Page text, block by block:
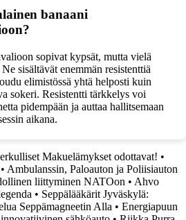
banaani
sopivat kypsät, mutta vielä
sisältävät enemmän resistenttiä
elimistössä yhtä helposti kuin
sokeri. Resistentti tärkkelys voi
pidempään ja auttaa hallitsemaan
aikana.
Makuelämykset odottavat! •
• Ambulanssin, Paloauton ja Poliisiauton
liittyminen NATOon • Ahvo
• Seppälääkärit Jyväskylä:
Seppämagneetin Alla • Energiapuun